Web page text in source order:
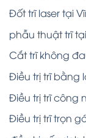
Đốt trĩ laser tại
phẫu thuật trĩ
Cắt trĩ không
Điều trị trĩ bằng
Điều trị trĩ công
Điều trị trĩ trọn